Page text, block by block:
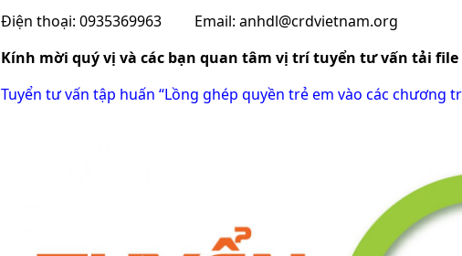
Điện thoại: 0935369963 Email: anhdl@crdvietnam.org
Kính mời quý vị và các bạn quan tâm vị trí tuyển tư vấn tải
Tuyển tư vấn tập huấn “Lồng ghép quyền trẻ em vào các chương